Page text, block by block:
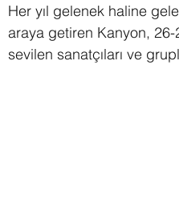
Avrupa Birliği Enerji
Her yıl gelenek haline
araya getiren Kanyon, 26-
sevilen sanatçıları ve